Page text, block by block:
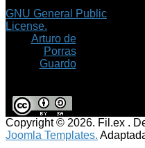
GNU General Public
License.
Arturo de
Porras
Guardo
Copyright © 2026. Fil.ex .
Joomla Templates.